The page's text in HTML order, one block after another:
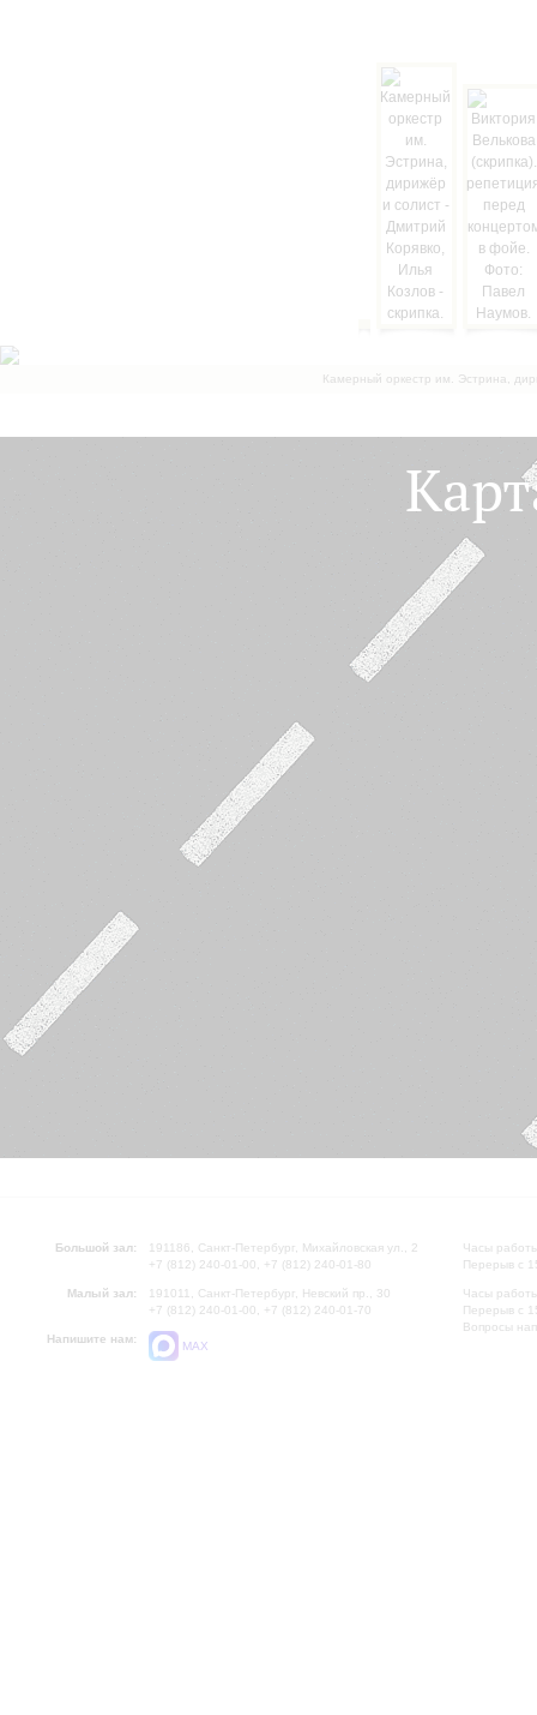
Камерный оркестр им. Эстрина,
Большой зал:
191186, Санкт-Петербург, Михайловская ул., 2
+7 (812) 240-01-00, +7 (812) 240-01-80
Малый зал:
191011, Санкт-Петербург, Невский пр., 30
+7 (812) 240-01-00, +7 (812) 240-01-70
Напишите нам:
MAX
Часы
Перерыв с
Часы
Перерыв с
Вопросы